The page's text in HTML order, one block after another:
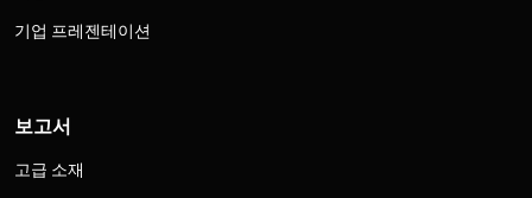
기업 프레젠테이션
보고서
고급 소재